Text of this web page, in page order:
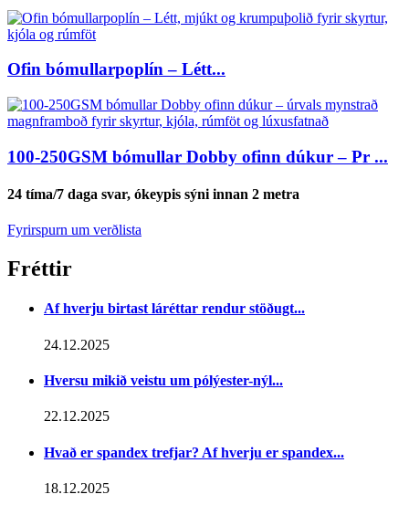
Ofin bómullarpoplín – Létt...
100-250GSM bómullar Dobby ofinn dúkur – Pr ...
24 tíma/7 daga svar, ókeypis sýni innan 2 metra
Fyrirspurn um verðlista
Fréttir
Af hverju birtast láréttar rendur stöðugt...
24.12.2025
Hversu mikið veistu um pólýester-nýl...
22.12.2025
Hvað er spandex trefjar? Af hverju er spandex...
18.12.2025